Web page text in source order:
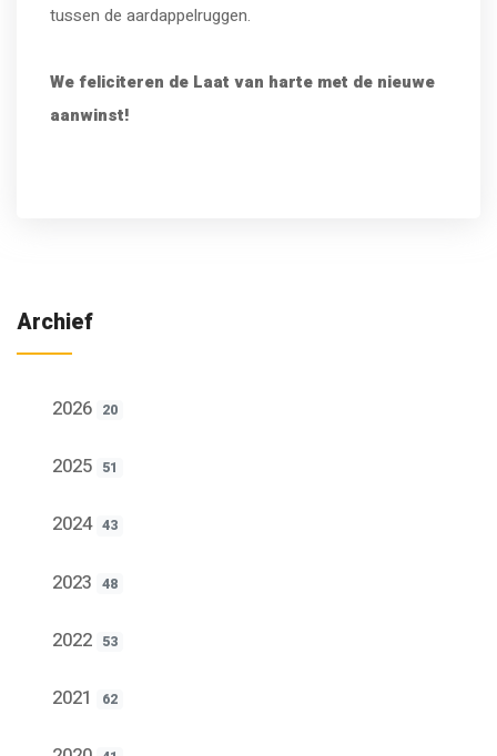
tussen de aardappelruggen.
We feliciteren de Laat van harte met de nieuwe
aanwinst!
Archief
2026 20
2025 51
2024 43
2023 48
2022 53
2021 62